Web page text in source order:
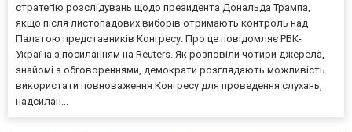
стратегію розслідувань щодо президента Дональда Трампа,
якщо після листопадових виборів отримають контроль над
Палатою представників Конгресу. Про це повідомляє РБК-
Україна з посиланням на Reuters. Як розповіли чотири джерела,
знайомі з обговореннями, демократи розглядають можливість
використати повноваження Конгресу для проведення слухань,
надсилан...